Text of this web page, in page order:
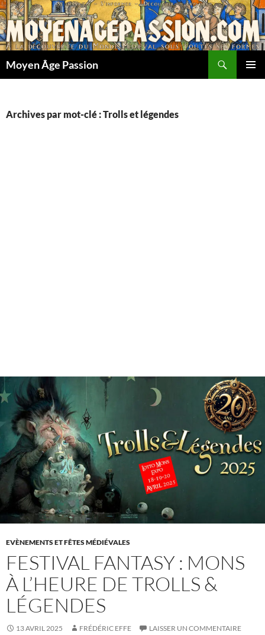
Aller
au
contenu
Moyen Âge Passion
Archives par mot-clé : Trolls et légendes
EVÈNEMENTS ET FÊTES MÉDIÉVALES
FESTIVAL FANTASY : MONS
À L’HEURE DE TROLLS &
LÉGENDES
13 AVRIL 2025 FRÉDÉRIC EFFE LAISSER UN COMMENTAIRE